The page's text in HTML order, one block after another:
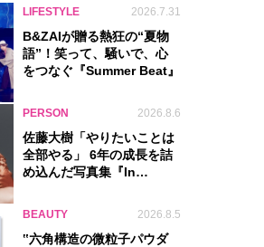
LIFESTYLE 2026.7.31
B&ZAIが贈る熱狂の“夏物
語”！笑って、騒いで、心
をつなぐ『Summer Beat』
PERSON 2026.8.6
佐藤大樹「やりたいことは
全部やる」 6年の成長を詰
め込んだ写真集『In
BEAUTY 2026.8.5
‟六角構造の微粒子パウダ